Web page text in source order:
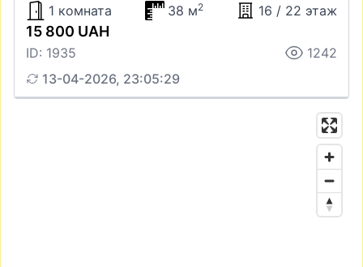
1 комната
38 м2 16 / 22 этаж
15 800 UAH
ID: 1935
1242
13-04-2026, 23:05:29